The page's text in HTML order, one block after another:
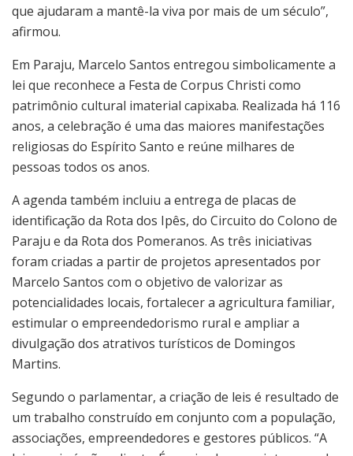
que ajudaram a mantê-la viva por mais de um século”,
afirmou.
Em Paraju, Marcelo Santos entregou simbolicamente a
lei que reconhece a Festa de Corpus Christi como
patrimônio cultural imaterial capixaba. Realizada há 116
anos, a celebração é uma das maiores manifestações
religiosas do Espírito Santo e reúne milhares de
pessoas todos os anos.
A agenda também incluiu a entrega de placas de
identificação da Rota dos Ipês, do Circuito do Colono de
Paraju e da Rota dos Pomeranos. As três iniciativas
foram criadas a partir de projetos apresentados por
Marcelo Santos com o objetivo de valorizar as
potencialidades locais, fortalecer a agricultura familiar,
estimular o empreendedorismo rural e ampliar a
divulgação dos atrativos turísticos de Domingos
Martins.
Segundo o parlamentar, a criação de leis é resultado de
um trabalho construído em conjunto com a população,
associações, empreendedores e gestores públicos. “A